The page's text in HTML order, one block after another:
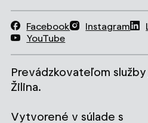
Facebook Instagram
YouTube
Prevádzkovateľom
Žilina.
Vytvorené v súlade s